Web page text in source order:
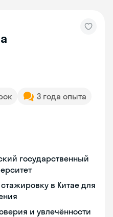
3 года опыта
государственный
в Китае для
и увлечённости